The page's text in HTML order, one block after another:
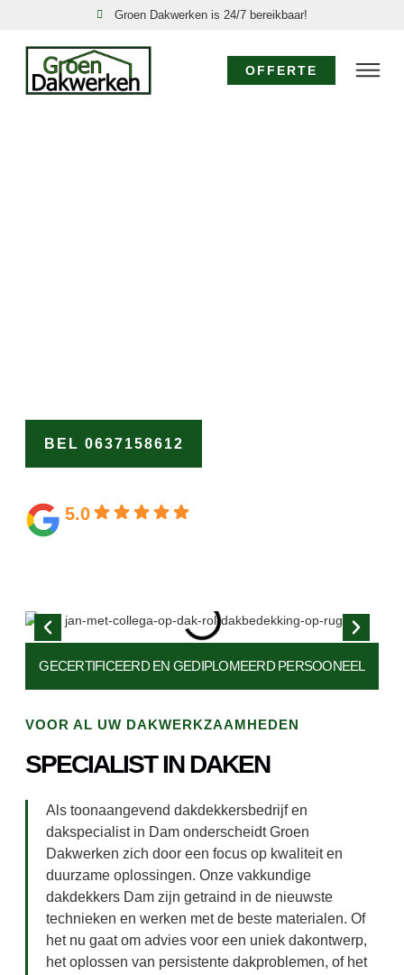
Groen Dakwerken is 24/7 bereikbaar!
OFFERTE
BEL 0637158612
5.0
GECERTIFICEERD EN GEDIPLOMEERD PERSOONEEL
VOOR AL UW DAKWERKZAAMHEDEN
SPECIALIST IN DAKEN
Als toonaangevend dakdekkersbedrijf en
dakspecialist in Dam onderscheidt Groen
Dakwerken zich door een focus op kwaliteit en
duurzame oplossingen. Onze vakkundige
dakdekkers Dam zijn getraind in de nieuwste
technieken en werken met de beste materialen. Of
het nu gaat om advies voor een uniek dakontwerp,
het oplossen van persistente dakproblemen, of het